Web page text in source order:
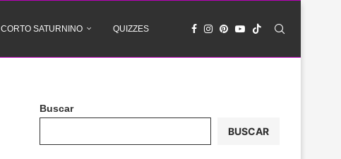
CORTO SATURNINO QUIZZES
Buscar
BUSCAR